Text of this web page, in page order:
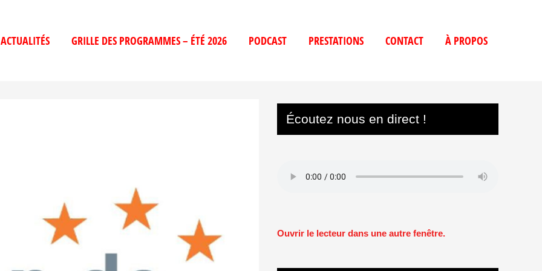
ACTUALITÉS GRILLE DES PROGRAMMES – ÉTÉ 2026 PODCAST PRESTATIONS CONTACT À PROPOS
Écoutez nous en direct !
Ouvrir le lecteur dans une autre fenêtre.